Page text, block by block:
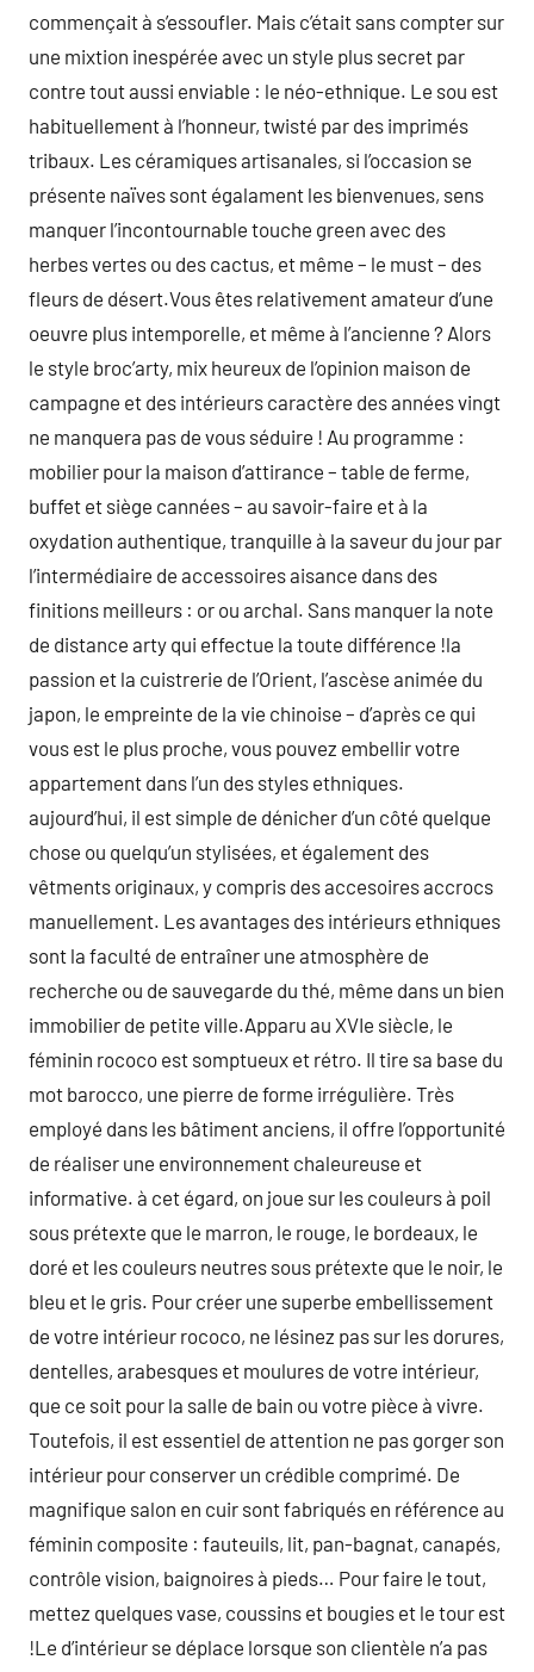
commençait à s’essoufler. Mais c’était sans compter sur
une mixtion inespérée avec un style plus secret par
contre tout aussi enviable : le néo-ethnique. Le sou est
habituellement à l’honneur, twisté par des imprimés
tribaux. Les céramiques artisanales, si l’occasion se
présente naïves sont égalament les bienvenues, sens
manquer l’incontournable touche green avec des
herbes vertes ou des cactus, et même – le must – des
fleurs de désert.Vous êtes relativement amateur d’une
oeuvre plus intemporelle, et même à l’ancienne ? Alors
le style broc’arty, mix heureux de l’opinion maison de
campagne et des intérieurs caractère des années vingt
ne manquera pas de vous séduire ! Au programme :
mobilier pour la maison d’attirance – table de ferme,
buffet et siège cannées – au savoir-faire et à la
oxydation authentique, tranquille à la saveur du jour par
l’intermédiaire de accessoires aisance dans des
finitions meilleurs : or ou archal. Sans manquer la note
de distance arty qui effectue la toute différence !la
passion et la cuistrerie de l’Orient, l’ascèse animée du
japon, le empreinte de la vie chinoise – d’après ce qui
vous est le plus proche, vous pouvez embellir votre
appartement dans l’un des styles ethniques.
aujourd’hui, il est simple de dénicher d’un côté quelque
chose ou quelqu’un stylisées, et également des
vêtments originaux, y compris des accesoires accrocs
manuellement. Les avantages des intérieurs ethniques
sont la faculté de entraîner une atmosphère de
recherche ou de sauvegarde du thé, même dans un bien
immobilier de petite ville.Apparu au XVIe siècle, le
féminin rococo est somptueux et rétro. Il tire sa base du
mot barocco, une pierre de forme irrégulière. Très
employé dans les bâtiment anciens, il offre l’opportunité
de réaliser une environnement chaleureuse et
informative. à cet égard, on joue sur les couleurs à poil
sous prétexte que le marron, le rouge, le bordeaux, le
doré et les couleurs neutres sous prétexte que le noir, le
bleu et le gris. Pour créer une superbe embellissement
de votre intérieur rococo, ne lésinez pas sur les dorures,
dentelles, arabesques et moulures de votre intérieur,
que ce soit pour la salle de bain ou votre pièce à vivre.
Toutefois, il est essentiel de attention ne pas gorger son
intérieur pour conserver un crédible comprimé. De
magnifique salon en cuir sont fabriqués en référence au
féminin composite : fauteuils, lit, pan-bagnat, canapés,
contrôle vision, baignoires à pieds… Pour faire le tout,
mettez quelques vase, coussins et bougies et le tour est
!Le d’intérieur se déplace lorsque son clientèle n’a pas